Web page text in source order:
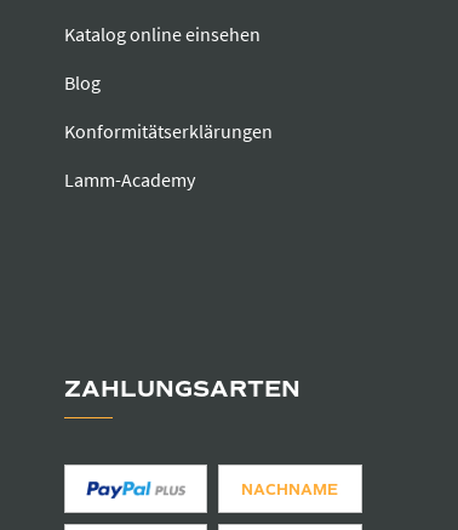
Katalog online einsehen
Blog
Konformitätserklärungen
Lamm-Academy
ZAHLUNGSARTEN
NACHNAME